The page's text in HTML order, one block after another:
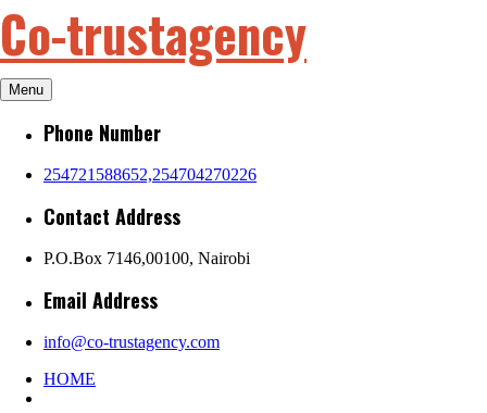
to
content
Co-trustagency
Menu
Phone Number
254721588652,254704270226
Contact Address
P.O.Box 7146,00100, Nairobi
Email Address
info@co-trustagency.com
HOME